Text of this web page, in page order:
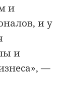
и
и у
и
—